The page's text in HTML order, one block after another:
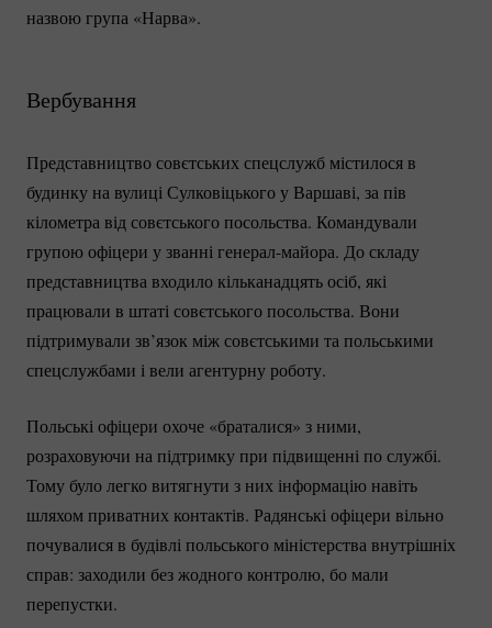
назвою група «Нарва».
Вербування
Представництво совєтських спецслужб містилося в
будинку на вулиці Сулковіцького у Варшаві, за пів
кілометра від совєтського посольства. Командували
групою офіцери у званні генерал-майора. До складу
представництва входило кільканадцять осіб, які
працювали в штаті совєтського посольства. Вони
підтримували зв’язок між совєтськими та польськими
спецслужбами і вели агентурну роботу.
Польські офіцери охоче «браталися» з ними,
розраховуючи на підтримку при підвищенні по службі.
Тому було легко витягнути з них інформацію навіть
шляхом приватних контактів. Радянські офіцери вільно
почувалися в будівлі польського міністерства внутрішніх
справ: заходили без жодного контролю, бо мали
перепустки.